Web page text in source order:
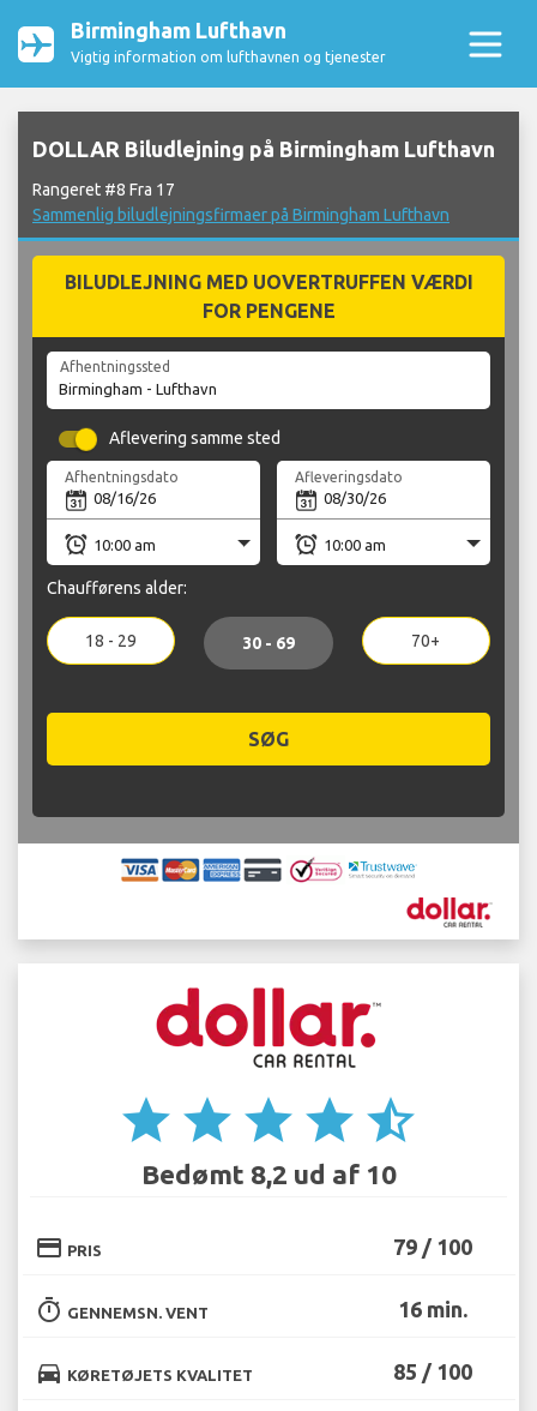
Birmingham Lufthavn
Vigtig information om lufthavnen og tjenester
DOLLAR Biludlejning på Birmingham Lufthavn
Rangeret #8 Fra 17
Sammenlig biludlejningsfirmaer på Birmingham Lufthavn
BILUDLEJNING MED UOVERTRUFFEN VÆRDI
FOR PENGENE
Afhentningssted
Aflevering samme sted
Afhentningsdato Afleveringsdato
Chaufførens alder:
18 - 29 30 - 69 70+
SØG
star star star star star_half
Bedømt 8,2 ud af 10
credit_card PRIS 79 / 100
timer GENNEMSN. VENT 16 min.
directions_car KØRETØJETS KVALITET 85 / 100